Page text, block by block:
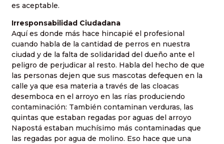
es aceptable.
Irresponsabilidad Ciudadana
Aquí es donde más hace hincapié el profesional
cuando habla de la cantidad de perros en nuestra
ciudad y de la falta de solidaridad del dueño ante el
peligro de perjudicar al resto. Habla del hecho de que
las personas dejen que sus mascotas defequen en la
calle ya que esa materia a través de las cloacas
desemboca en el arroyo en las rías produciendo
contaminación: También contaminan verduras, las
quintas que estaban regadas por aguas del arroyo
Napostá estaban muchísimo más contaminadas que
las regadas por agua de molino. Eso hace que una